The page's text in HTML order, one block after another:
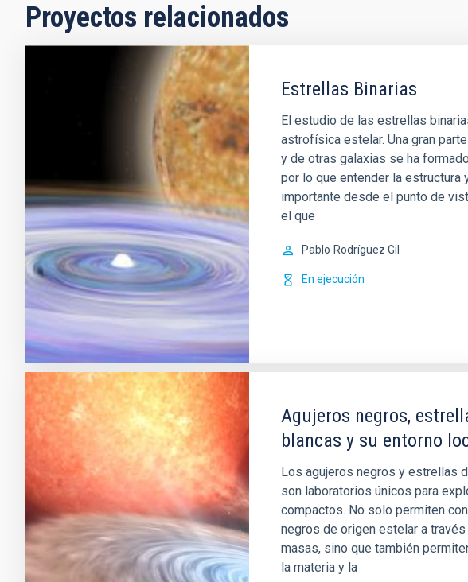
Proyectos relacionados
Estrellas Binarias
El estudio de las estrellas
astrofísica estelar. Una gran
y de otras galaxias se ha
por lo que entender la
importante desde el punto de
el que
Pablo Rodríguez Gil
En ejecución
Agujeros negros,
blancas y su entorno
Los agujeros negros y estrellas
son laboratorios únicos para
compactos. No solo permiten
negros de origen estelar a
masas, sino que también
la materia y la